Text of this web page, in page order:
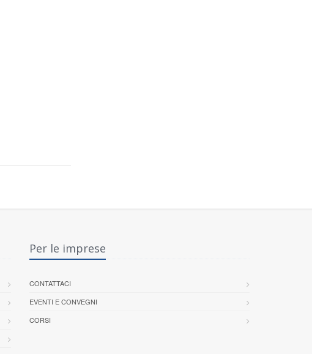
Per le imprese
CONTATTACI
EVENTI E CONVEGNI
CORSI